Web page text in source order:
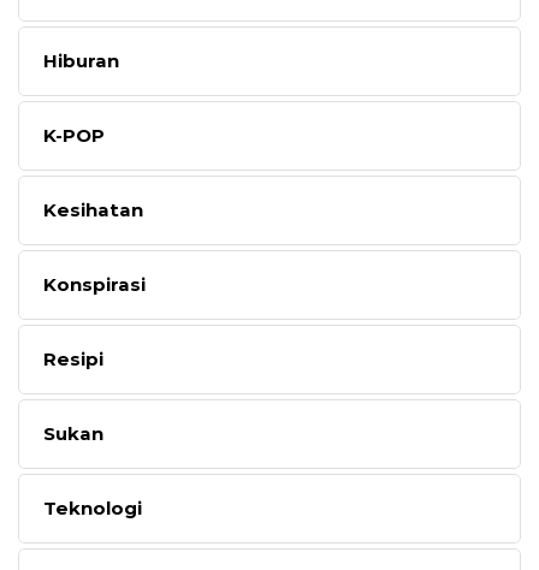
Hiburan
K-POP
Kesihatan
Konspirasi
Resipi
Sukan
Teknologi